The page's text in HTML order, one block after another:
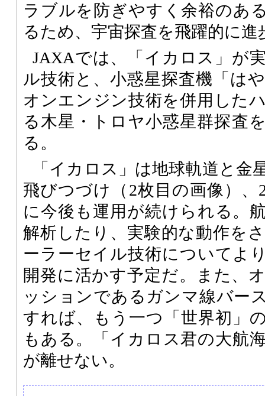
ラブルを防ぎやすく余裕のあ
るため、宇宙探査を飛躍的に
JAXAでは、「イカロス」が
ル技術と、小惑星探査機「は
オンエンジン技術を併用した
る木星・トロヤ小惑星群探査
る。
「イカロス」は地球軌道と金
飛びつづけ（2枚目の画像）、
に今後も運用が続けられる。
解析したり、実験的な動作を
ーラーセイル技術についてよ
開発に活かす予定だ。また、
ッションであるガンマ線バー
すれば、もう一つ「世界初」
もある。「イカロス君の大航
が離せない。